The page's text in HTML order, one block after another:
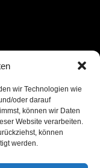
wir Technologien wie
oder darauf
können wir Daten
Website verarbeiten.
können
werden.